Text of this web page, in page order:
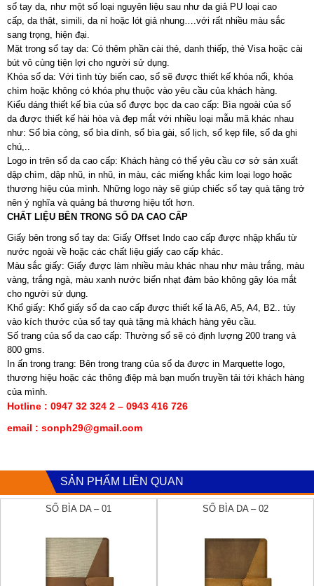
sổ tay da, như một số loại nguyên liệu sau như da giả PU loại cao
cấp, da thật, simili, da nỉ hoặc lót giả nhung….với rất nhiều màu sắc
sang trọng, hiện đại.
Mặt trong sổ tay da: Có thêm phần cài thẻ, danh thiếp, thẻ Visa hoặc cài
bút vô cùng tiện lợi cho người sử dụng.
Khóa sổ da: Với tình tùy biến cao, sổ sẽ được thiết kế khóa nổi, khóa
chìm hoặc không có khóa phụ thuộc vào yêu cầu của khách hàng.
Kiểu dáng thiết kế bìa của sổ được bọc da cao cấp: Bìa ngoài của sổ
da được thiết kế hài hòa và đẹp mắt với nhiều loại mẫu mã khác nhau
như: Sổ bìa còng, sổ bìa dính, sổ bìa gài, sổ lịch, sổ kẹp file, sổ da ghi
chú,..
Logo in trên sổ da cao cấp: Khách hàng có thể yêu cầu cơ sở sản xuất
dập chìm, dập nhũ, in nhũ, in màu, các miếng khắc kim loại logo hoặc
thương hiệu của mình. Những logo này sẽ giúp chiếc sổ tay quà tặng trở
nên ý nghĩa và quảng bá thương hiệu tốt hơn.
CHẤT LIỆU BÊN TRONG SỔ DA CAO CẤP
Giấy bên trong sổ tay da: Giấy Offset Indo cao cấp được nhập khẩu từ
nước ngoài về hoặc các chất liệu giấy cao cấp khác.
Màu sắc giấy: Giấy được làm nhiều màu khác nhau như màu trắng, màu
vàng, trắng ngà, màu xanh nước biển nhạt đảm bảo không gây lóa mắt
cho người sử dụng.
Khổ giấy: Khổ giấy sổ da cao cấp được thiết kế là A6, A5, A4, B2.. tùy
vào kích thước của sổ tay quà tặng mà khách hàng yêu cầu.
Số trang của sổ da cao cấp: Thường sổ sẽ có định lượng 200 trang và
800 gms.
In ấn trong trang: Bên trong trang của sổ da được in Marquette logo,
thương hiệu hoặc các thông điệp mà bạn muốn truyền tải tới khách hàng
của mình.
Hotline : 0947 32 324 2 – 0943 416 726
email : sonph29@gmail.com
SẢN PHẨM LIÊN QUAN
SỔ BÌA DA – 01 SỔ BÌA DA – 02